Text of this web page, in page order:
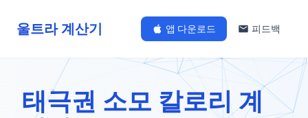
울트라 계산기 앱 다운로드 피드백
태극권 소모 칼로리 계